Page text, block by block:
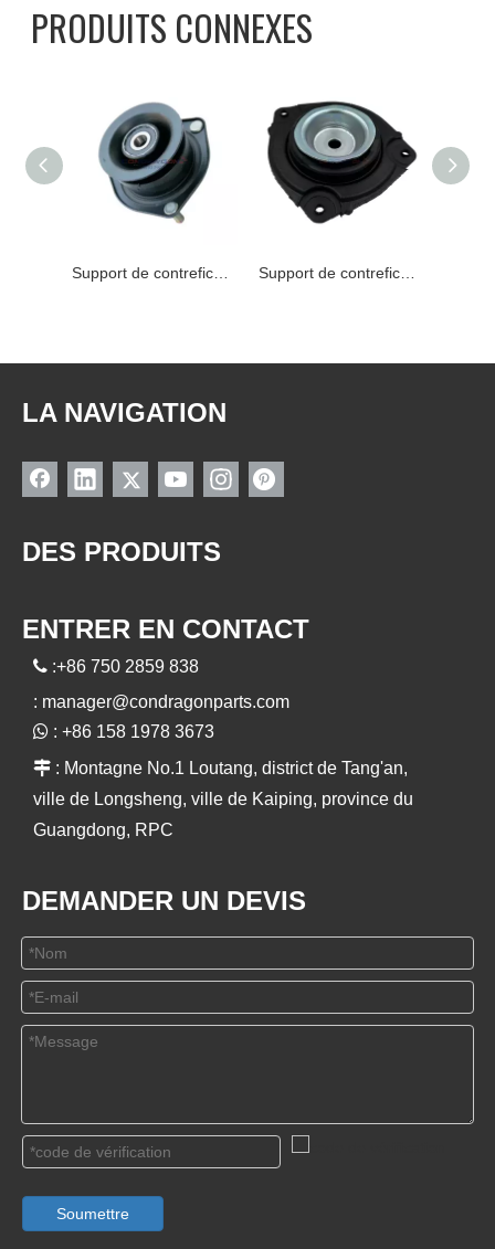
PRODUITS CONNEXES
Support de contrefiche 54320-71L00 NISSAN Support de contrefiche 54321-1KA0A NISSAN
LA NAVIGATION
DES PRODUITS
ENTRER EN CONTACT
 :+86 750 2859 838
: manager@condragonparts.com
 : +86 158 1978 3673
 : Montagne No.1 Loutang, district de Tang'an,
ville de Longsheng, ville de Kaiping, province du
Guangdong, RPC
DEMANDER UN DEVIS
Soumettre